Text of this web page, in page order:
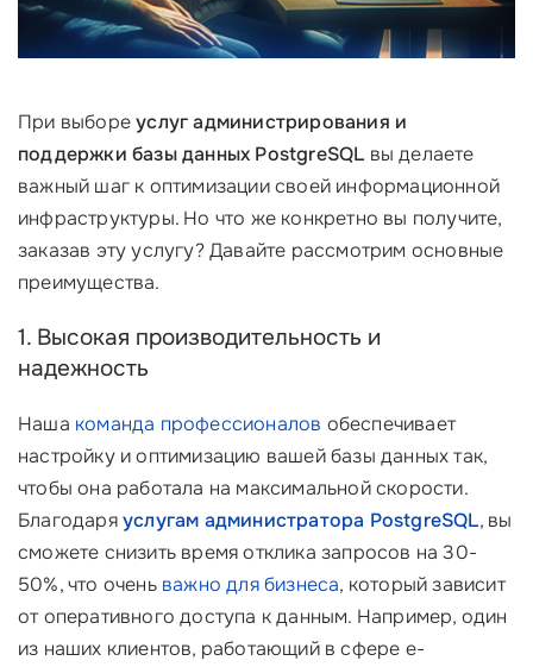
При выбореуслуг администрирования и
поддержки базы данных PostgreSQL вы делаете
важный шаг к оптимизации своей информационной
инфраструктуры. Но что же конкретно вы получите,
заказав эту услугу? Давайте рассмотрим основные
преимущества.
1. Высокая производительность и
надежность
Наша команда профессионалов обеспечивает
настройку и оптимизацию вашей базы данных так,
чтобы она работала на максимальной скорости.
Благодаряуслугам администратора PostgreSQL, вы
сможете снизить время отклика запросов на 30-
50%, что очень важно для бизнеса, который зависит
от оперативного доступа к данным. Например, один
из наших клиентов, работающий в сфере e-